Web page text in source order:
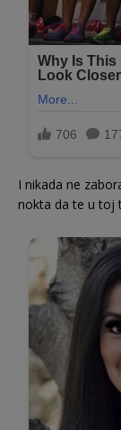
I nikada ne
nokta da te u toj